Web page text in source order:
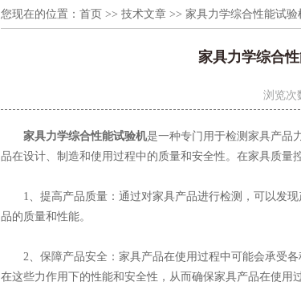
您现在的位置： 首页 >> 技术文章 >> 家具力学综合性能试
家具力学综合
浏览次
家具力学综合性能试验机是一种专门用于检测家具产品
品在设计、制造和使用过程中的质量和安全性。在家具质量
1、提高产品质量：通过对家具产品进行检测，可以发现
品的质量和性能。
2、保障产品安全：家具产品在使用过程中可能会承受各
在这些力作用下的性能和安全性，从而确保家具产品在使用